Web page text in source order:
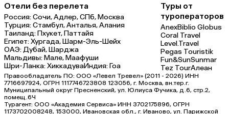
Отели без перелета
Россия:Сочи,Адлер,СПб,Москва
Турция:Стамбул,Анталья,Алания
Таиланд:Пхукет,Паттайя
Египет:Хургада,Шарм-Эль-Шейх
ОАЭ:Дубай,Шарджа
Мальдивы:Мале,Маафуши
Шри-Ланка:ХиккадуваИндия:Гоа
Туры от
туроператоров
AnexBiblio Globus
Coral Travel
Level.Travel
Pegas Touristik
Fun&SunSunmar
Tez TourАлеан
Правообладатель ПО: ООО «Левел Тревел» (2011 - 2026) ИНН
7716697924, ОГРН 1117746723808 123056, г. Москва, вн.тер.г.
Муниципальный округ Пресненский, ул. Юлиуса Фучика, д.6, стр.2,
помещ.6Ч
Турагент: ООО «Академия Сервиса» ИНН 3702175896, ОГРН
1173702008248, 153000, Ивановская обл., г. Иваново, ул. Парижской